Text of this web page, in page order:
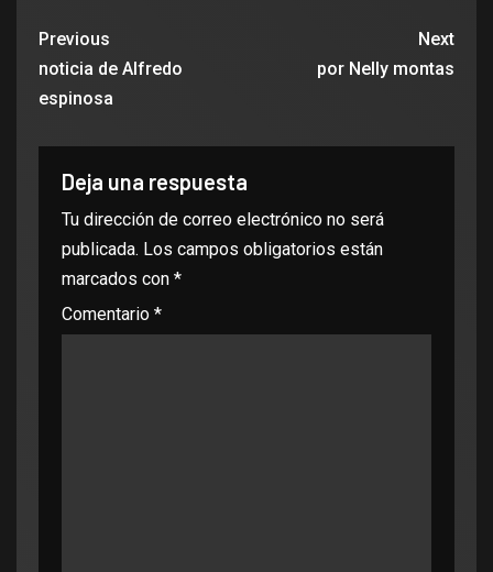
Previous
noticia de Alfredo
espinosa
Next
por Nelly montas
Deja una respuesta
Tu dirección de correo electrónico no será
publicada. Los campos obligatorios están
marcados con *
Comentario *